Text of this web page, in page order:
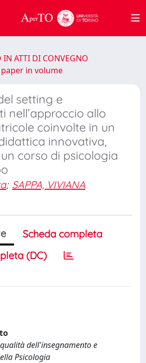
ATTI DI CONVEGNO
in volume
setting e
nell’approccio allo
coinvolte in un
innovativa,
corso di psicologia
; SAPPA, VIVIANA
Scheda completa
(DC)
dell'insegnamento e
Psicologia